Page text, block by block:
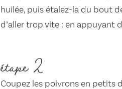
huilée, puis étalez-la du bout
d’aller trop vite : en appuyant
étape 2
Coupez les poivrons en petits